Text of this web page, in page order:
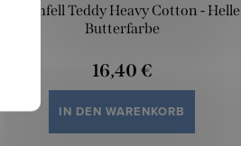
Lammfell Teddy Heavy Cotton - Helle
Butterfarbe
16,40 €
IN DEN WARENKORB